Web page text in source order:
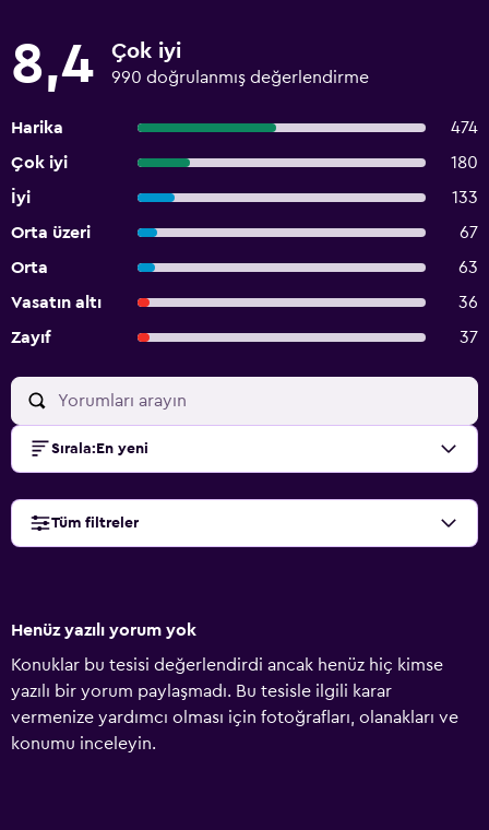
8,4 Çok iyi
990 doğrulanmış değerlendirme
Harika
474
Çok iyi
180
İyi
133
Orta üzeri
67
Orta
63
Vasatın altı
36
Zayıf
37
Sırala: En yeni
Tüm filtreler
Henüz yazılı yorum yok
Konuklar bu tesisi değerlendirdi ancak henüz hiç kimse
yazılı bir yorum paylaşmadı. Bu tesisle ilgili karar
vermenize yardımcı olması için fotoğrafları, olanakları ve
konumu inceleyin.